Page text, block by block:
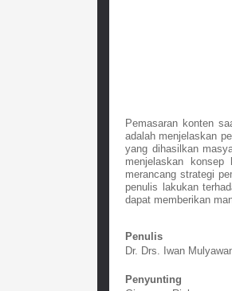
Pemasaran konten
adalah menjelaskan
yang dihasilkan
menjelaskan konsep
merancang strategi
penulis lakukan
dapat memberikan
Penulis
Dr. Drs. Iwan
Penyunting